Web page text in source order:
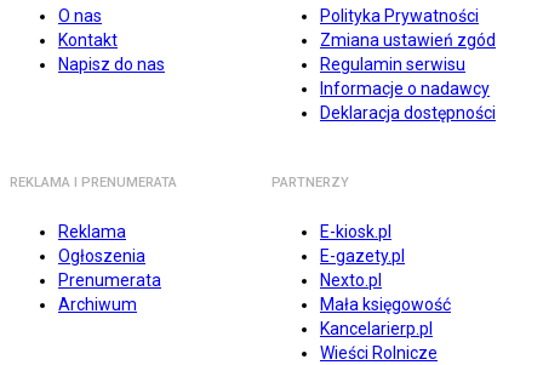
O nas
Kontakt
Napisz do nas
Polityka Prywatności
Zmiana ustawień zgód
Regulamin serwisu
Informacje o nadawcy
Deklaracja dostępności
REKLAMA I PRENUMERATA
Reklama
Ogłoszenia
Prenumerata
Archiwum
PARTNERZY
E-kiosk.pl
E-gazety.pl
Nexto.pl
Mała księgowość
Kancelarierp.pl
Wieści Rolnicze